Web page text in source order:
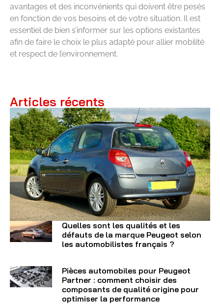
avantages et des inconvénients qui doivent être pesés
en fonction de vos besoins et de votre situation. Il est
essentiel de bien s’informer sur les options existantes
afin de faire le choix le plus adapté pour allier mobilité
et respect de l’environnement.
Articles récents
Quelles sont les qualités et les
défauts de la marque Peugeot selon
les automobilistes français ?
Pièces automobiles pour Peugeot
Partner : comment choisir des
composants de qualité origine pour
optimiser la performance